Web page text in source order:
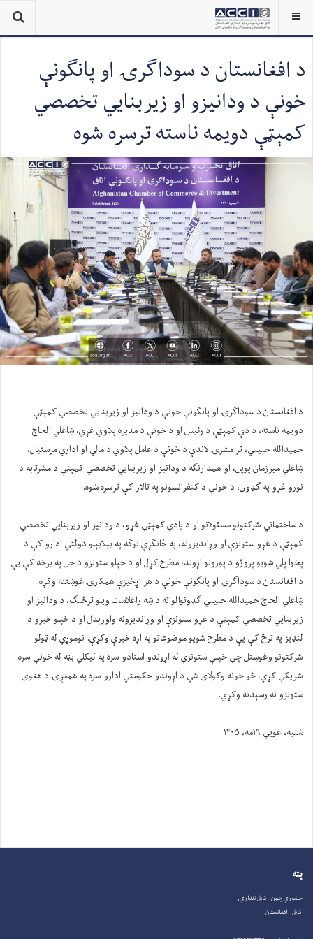
د افغانستان د سوداګرۍ او پانګونې
خونې د ودانیزو او زیربنایي تخصصي
کمېټې دویمه ناسته ترسره شوه
د افغانستان د سوداګرۍ او پانګونې خونې د ودانیز او زیربنایي تخصصي کمېټې
دویمه ناسته، د دې کمېټې د رئیس او د خونې د مدیره پلاوي غړي، ښاغلي الحاج
حمیدالله حبیبي، تر مشرۍ لاندې د خونې د عامل پلاوي د مالي او اداري مرستیال،
ښاغلي میرزمان پوپل، او همدارنګه د ودانیز او زیربنایي تخصصي کمېټې د مشرتابه د
نورو غړو په ګډون، د خونې د کنفرانسونو په تالار کې ترسره شوه.
د ساختماني شرکتونو مسئولانو او د یادې کمېټې غړو، د ودانیز او زیربنایي تخصصي
کمېټې د غړو ستونزې او وړاندیزونه، په ځانګړې توګه په بېلابېلو دولتي ادارو کې د
پخوا پلي شویو پروژو د پورونو اړوند، مطرح کړل او د خپلو ستونزو د حل په برخه کې یې
د افغانستان د سوداګرۍ او پانګونې خونې د هر اړخیزې همکارۍ غوښتنه وکړه.
ښاغلي الحاج حمیدالله حبیبي ګډونوالو ته د ښه راغلاست ویلو ترڅنګ، د ودانیز او
زیربنایي تخصصي کمېټې د غړو ستونزې او وړاندیزونه واورېدل او د خپلو خبرو د
لنډیز په ترڅ کې یې د مطرح شویو موضوعاتو په اړه خبرې وکړې. نوموړي له ټولو
شرکتونو وغوښتل چې خپلې ستونزې له اړوندو اسنادو سره په لیکلي بڼه له خونې سره
شریکې کړي، څو خونه وکولای شي د اړوندو حکومتي ادارو سره په همغږۍ د هغوی
ستونزو ته رسېدنه وکړي.
شنبه، غویي ۱۹مه، ۱۴۰۵
پته
حضوري چمن, کابل نندارې,
کابل - افغانستان